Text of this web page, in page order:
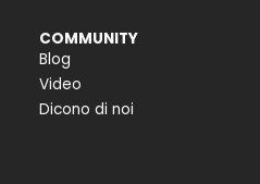
COMMUNITY
Blog
Video
Dicono di noi